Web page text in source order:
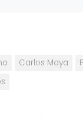
Carlos Maya